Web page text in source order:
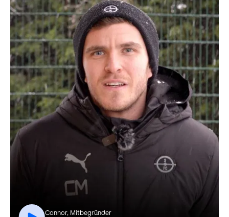
Connor, Mitbegründer